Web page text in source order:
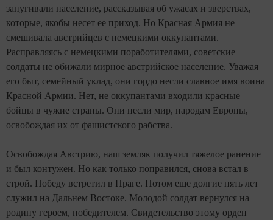
запугивали население, рассказывая об ужасах и зверствах,
которые, якобы несет ее приход. Но Красная Армия не
смешивала австрийцев с немецкими оккупантами.
Расправляясь с немецкими поработителями, советские
солдаты не обижали мирное австрийское население. Уважая
его быт, семейный уклад, они гордо несли славное имя воина
Красной Армии. Нет, не оккупантами входили красные
бойцы в чужие страны. Они несли мир, народам Европы,
освобождая их от фашистского рабства.
Освобождая Австрию, наш земляк получил тяжелое ранение
и был контужен. Но как только поправился, снова встал в
строй. Победу встретил в Праге. Потом еще долгие пять лет
служил на Дальнем Востоке. Молодой солдат вернулся на
родину героем, победителем. Свидетельство этому орден